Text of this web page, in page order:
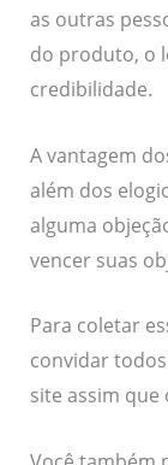
as outras
do produto, o
credibilidade.
A vantagem
além dos
alguma
vencer suas
Para coletar
convidar
site assim